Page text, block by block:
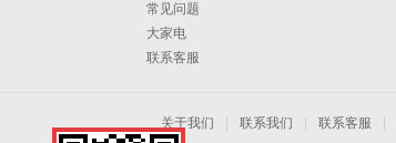
常见问题
大家电
联系客服
关于我们 联系我们 联系客服